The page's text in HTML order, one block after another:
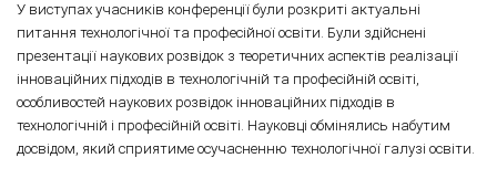
У виступах учасників конференції були розкриті актуальні
питання технологічної та професійної освіти. Були здійснені
презентації наукових розвідок з теоретичних аспектів реалізації
інноваційних підходів в технологічній та професійній освіті,
особливостей наукових розвідок інноваційних підходів в
технологічній і професійній освіті. Науковці обмінялись набутим
досвідом, який сприятиме осучасненню технологічної галузі освіти.